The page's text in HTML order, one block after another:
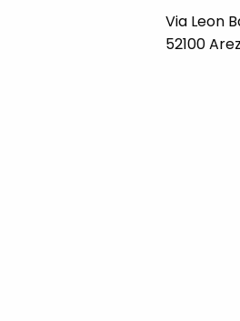
Via Leon
52100